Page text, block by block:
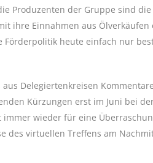
Produzenten der Gruppe sind
ihre Einnahmen aus
Förderpolitik heute einfach nur
aus Delegiertenkreisen
Kürzungen erst im Juni bei
immer wieder für eine
des virtuellen Treffens am